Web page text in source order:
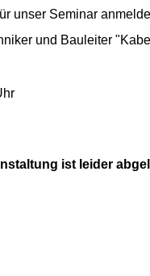
unser Seminar
und Bauleiter
ist leider